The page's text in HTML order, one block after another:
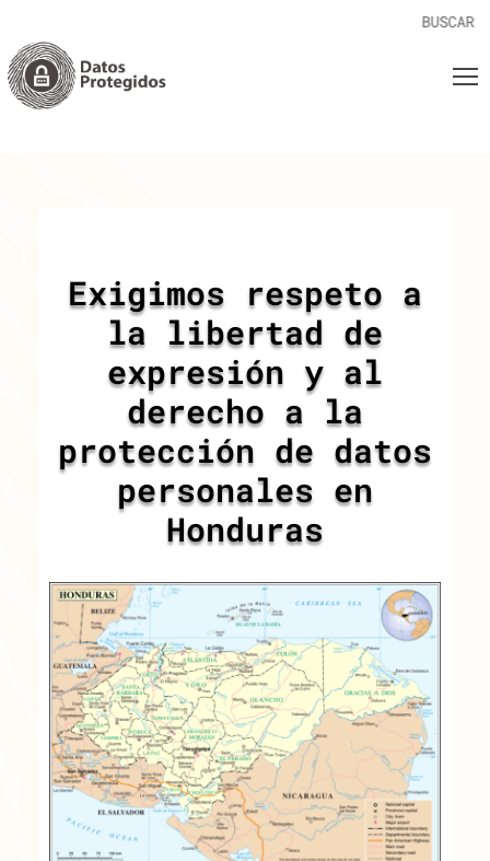
Exigimos respeto a
la libertad de
expresión y al
derecho a la
protección de datos
personales en
Honduras